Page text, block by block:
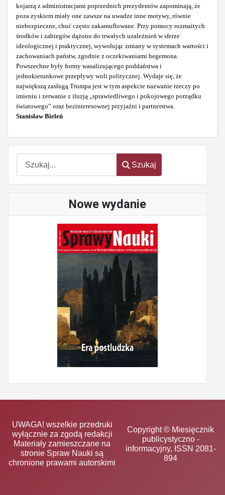
Szukaj
Szukaj
Nowe wydanie
kojarzą z administracjami poprzednich prezydentów zapominają, że
poza zyskiem miały one zawsze na uwadze inne motywy, równie
niebezpieczne, choć często zakamuflowane. Przy pomocy rozmaitych
środków i zabiegów dążono do trwałych uzależnień w sferze
ideologicznej i praktycznej, wywołując zmiany w systemach wartości i
zachowaniach państw, zgodnie z oczekiwaniami hegemona.
Powszechne były formy wasalizującego poddaństwa i
jednokierunkowe przepływy woli politycznej. Wydaje się, że
największą zasługą Trumpa jest w tym aspekcie nazwanie rzeczy po
imieniu i zerwanie z iluzją „sprawiedliwego i pokojowego porządku
światowego” oraz bezinteresownej przyjaźni i partnerstwa.
Stanisław Bieleń
UWAGA! wszelkie przedruki
wyłącznie za zgodą redakcji
Materiały zamieszczane na
stronie Spraw Nauki są
chronione prawami autorskimi
Copyright © Miesięcznik
publicystyczno -
informacyjny, ISSN 2081-
894